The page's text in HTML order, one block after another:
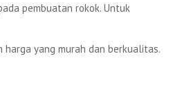
pembuatan rokok. Untuk
yang murah dan berkualitas.